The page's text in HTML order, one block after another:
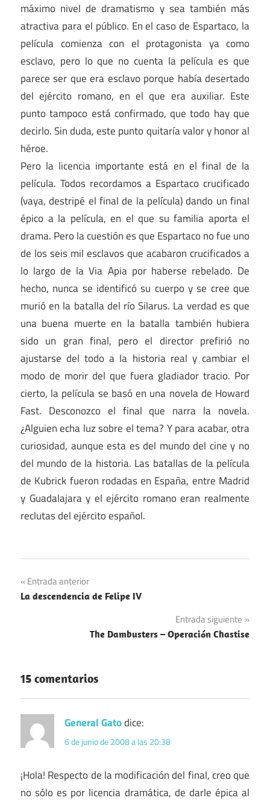
máximo nivel de dramatismo y sea también más
atractiva para el público. En el caso de Espartaco, la
película comienza con el protagonista ya como
esclavo, pero lo que no cuenta la película es que
parece ser que era esclavo porque había desertado
del ejército romano, en el que era auxiliar. Este
punto tampoco está confirmado, que todo hay que
decirlo. Sin duda, este punto quitaría valor y honor al
héroe.
Pero la licencia importante está en el final de la
película. Todos recordamos a Espartaco crucificado
(vaya, destripé el final de la película) dando un final
épico a la película, en el que su familia aporta el
drama. Pero la cuestión es que Espartaco no fue uno
de los seis mil esclavos que acabaron crucificados a
lo largo de la Via Apia por haberse rebelado. De
hecho, nunca se identificó su cuerpo y se cree que
murió en la batalla del río Silarus. La verdad es que
una buena muerte en la batalla también hubiera
sido un gran final, pero el director prefirió no
ajustarse del todo a la historia real y cambiar el
modo de morir del que fuera gladiador tracio. Por
cierto, la película se basó en una novela de Howard
Fast. Desconozco el final que narra la novela.
¿Alguien echa luz sobre el tema? Y para acabar, otra
curiosidad, aunque esta es del mundo del cine y no
del mundo de la historia. Las batallas de la película
de Kubrick fueron rodadas en España, entre Madrid
y Guadalajara y el ejército romano eran realmente
reclutas del ejército español.
Navegación
de
Entrada anterior
La descendencia de Felipe IV
Entrada siguiente
The Dambusters – Operación Chastise
15 comentarios
General Gatodice:
6 de junio de 2008 a las 20:38
¡Hola! Respecto de la modificación del final, creo que
no sólo es por licencia dramática, de darle épica al